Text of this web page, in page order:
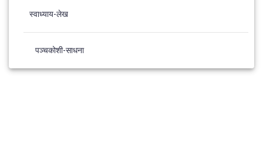
स्वाध्याय-लेख
पञ्चकोशी-साधना